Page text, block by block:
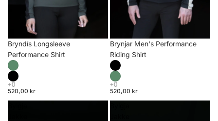
Bryndís Longsleeve
Performance Shirt
520,00 kr
Brynjar Men's Performance
Riding Shirt
520,00 kr